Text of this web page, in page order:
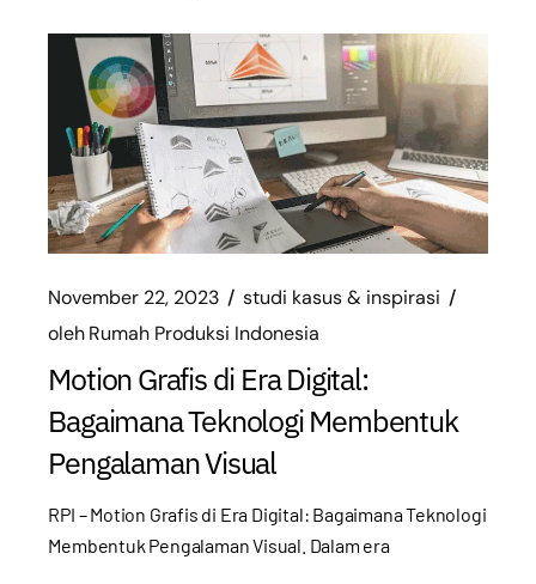
November 22, 2023
studi kasus & inspirasi
olehRumah Produksi Indonesia
Motion Grafis di Era Digital:
Bagaimana Teknologi Membentuk
Pengalaman Visual
RPI – Motion Grafis di Era Digital: Bagaimana Teknologi
Membentuk Pengalaman Visual. Dalam era